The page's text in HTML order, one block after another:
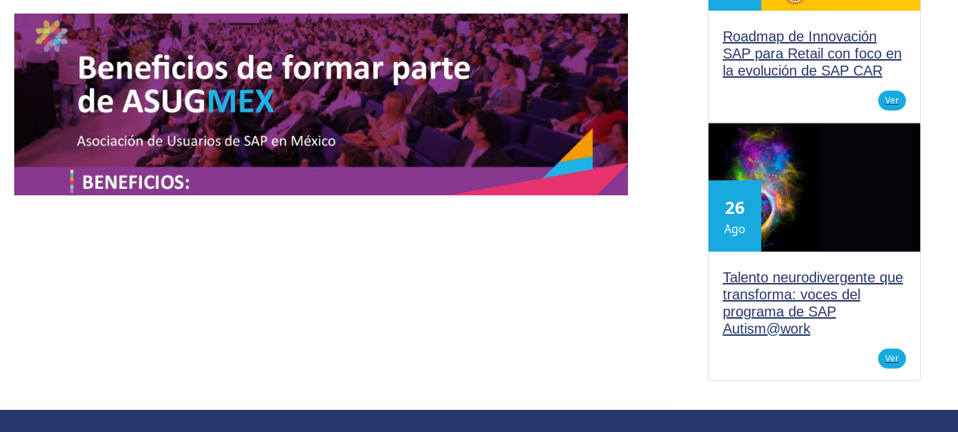
Roadmap de Innovación
SAP para Retail con foco en
la evolución de SAP CAR
Ver
26
Ago
Talento neurodivergente que
transforma: voces del
programa de SAP
Autism@work
Ver